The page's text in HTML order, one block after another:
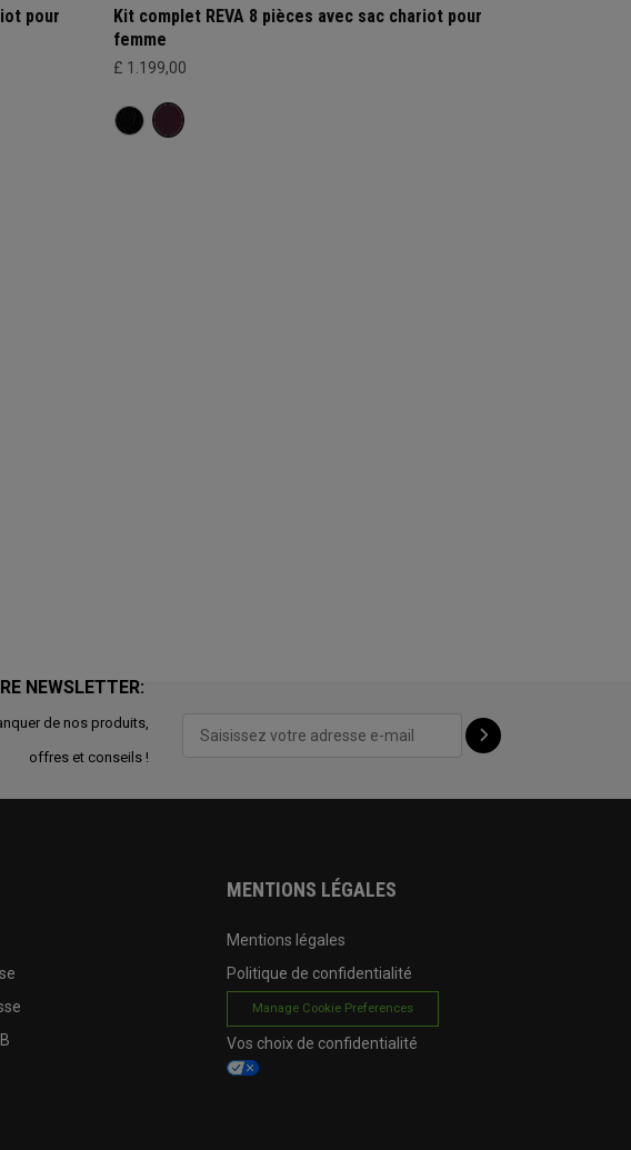
pour
Kit complet REVA 8 pièces avec sac chariot pour
femme
£ 1.199,00
NEWSLETTER:
de nos produits,
offres et conseils !
MENTIONS LÉGALES
Mentions légales
Politique de confidentialité
Manage Cookie Preferences
Vos choix de confidentialité